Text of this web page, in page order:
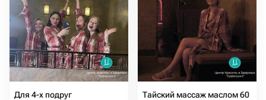
Для 4-х подруг
Тайский массаж маслом 60